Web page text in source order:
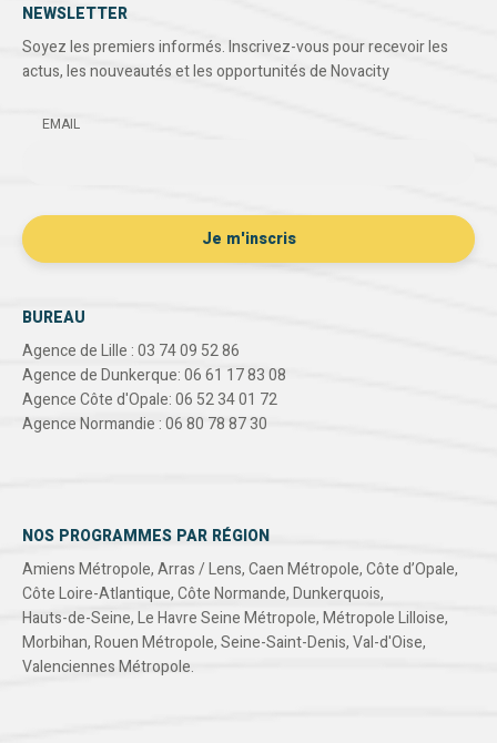
NEWSLETTER
Soyez les premiers informés. Inscrivez-vous pour recevoir les
actus, les nouveautés et les opportunités de Novacity
EMAIL
BUREAU
Agence de Lille : 03 74 09 52 86
Agence de Dunkerque: 06 61 17 83 08
Agence Côte d'Opale: 06 52 34 01 72
Agence Normandie : 06 80 78 87 30
NOS PROGRAMMES PAR RÉGION
Amiens Métropole,Arras / Lens,Caen Métropole,Côte d’Opale,
Côte Loire-Atlantique,Côte Normande,Dunkerquois,
Hauts-de-Seine,Le Havre Seine Métropole,Métropole Lilloise,
Morbihan,Rouen Métropole,Seine-Saint-Denis,Val-d'Oise,
Valenciennes Métropole.